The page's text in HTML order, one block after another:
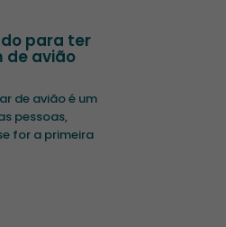
para ter
de avião
de avião é um
pessoas,
for a primeira